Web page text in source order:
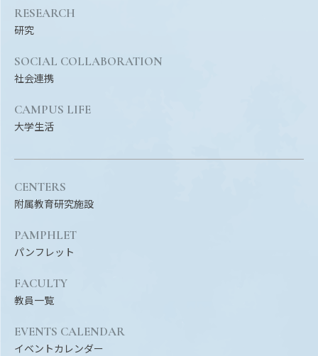
RESEARCH
研究
SOCIAL COLLABORATION
社会連携
CAMPUS LIFE
大学生活
CENTERS
附属教育研究施設
PAMPHLET
パンフレット
FACULTY
教員一覧
EVENTS CALENDAR
イベントカレンダー